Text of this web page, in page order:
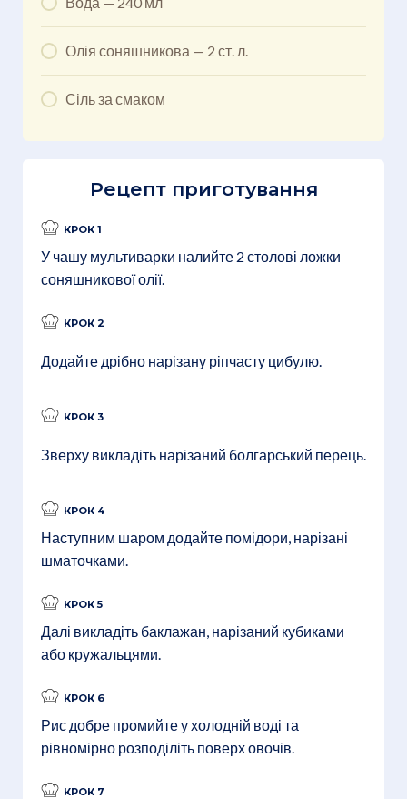
Олія соняшникова — 2 ст. л.
Сіль за смаком
Рецепт приготування
КРОК 1
У чашу мультиварки налийте 2 столові ложки
соняшникової олії.
КРОК 2
Додайте дрібно нарізану ріпчасту цибулю.
КРОК 3
Зверху викладіть нарізаний болгарський перець.
КРОК 4
Наступним шаром додайте помідори, нарізані
шматочками.
КРОК 5
Далі викладіть баклажан, нарізаний кубиками
або кружальцями.
КРОК 6
Рис добре промийте у холодній воді та
рівномірно розподіліть поверх овочів.
КРОК 7